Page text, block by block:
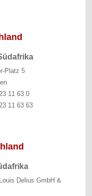
Platz 5
11 63 0
11 63 63
Delius GmbH &